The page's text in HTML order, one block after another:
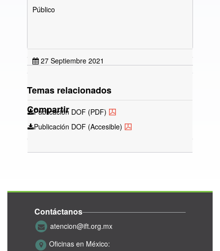
Público
27 Septiembre 2021
Publicación DOF (PDF)
Publicación DOF (Accesible)
Temas relacionados
Compartir
Contáctanos
atencion@ift.org.mx
Oficinas en México: